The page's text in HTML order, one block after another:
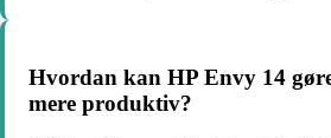
Hvordan kan HP Envy 14
mere produktiv?